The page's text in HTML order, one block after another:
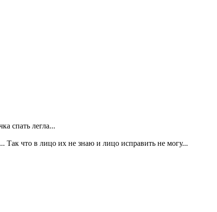
спать легла...
Так что в лицо их не знаю и лицо исправить не могу...